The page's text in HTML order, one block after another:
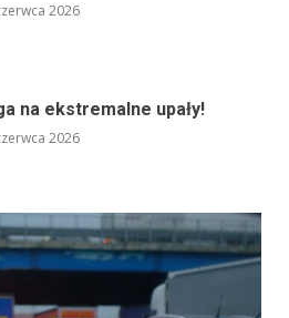
2026
na ekstremalne upały!
2026